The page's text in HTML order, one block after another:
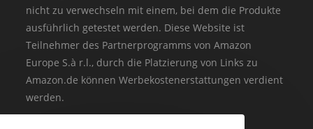
nicht zu verwechseln mit einem, bei dem die Produkte
ausführlich getestet werden. Diese Website ist
Teilnehmer des Partnerprogramms von Amazon
Europe S.à r.l., durch die Platzierung von Links zu
Amazon.de können Werbekostenerstattungen verdient
werden.